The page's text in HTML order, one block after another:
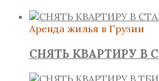
Аренда жилья в Грузии
СНЯТЬ КВАРТИРУ В